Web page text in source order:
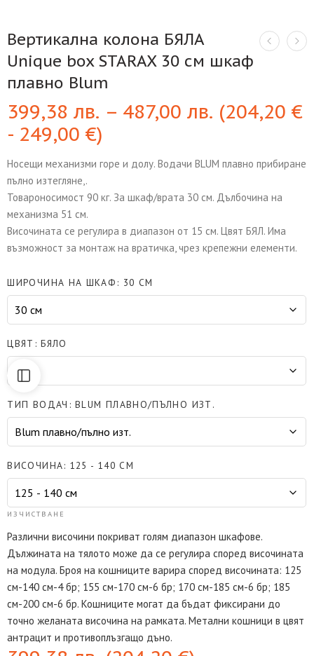
Вертикална колона БЯЛА
Unique box STARAX 30 см шкаф
плавно Blum
399,38лв. – 487,00лв. (204,20€
- 249,00€)
Носещи механизми горе и долу. Водачи BLUM плавно прибиране
пълно изтегляне,.
Товароносимост 90 кг. За шкаф/врата 30 см. Дълбочина на
механизма 51 см.
Височината се регулира в диапазон от 15 см. Цвят БЯЛ. Има
възможност за монтаж на вратичка, чрез крепежни елементи.
ШИРОЧИНА НА ШКАФ 30 СМ
ЦВЯТ БЯЛО
ТИП ВОДАЧ BLUM ПЛАВНО/ПЪЛНО ИЗТ.
ВИСОЧИНА 125 - 140 СМ
ИЗЧИСТВАНЕ
Различни височини покриват голям диапазон шкафове.
Дължината на тялото може да се регулира според височината
на модула. Броя на кошниците варира според височината: 125
см-140 см-4 бр; 155 см-170 см-6 бр; 170 см-185 см-6 бр; 185
см-200 см-6 бр. Кошниците могат да бъдат фиксирани до
точно желаната височина на рамката. Метални кошници в цвят
антрацит и противоплъзгащо дъно.